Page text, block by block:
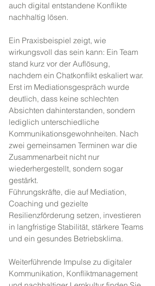
auch digital entstandene Konflikte
nachhaltig lösen.
Ein Praxisbeispiel zeigt, wie
wirkungsvoll das sein kann: Ein Team
stand kurz vor der Auflösung,
nachdem ein Chatkonflikt eskaliert war.
Erst im Mediationsgespräch wurde
deutlich, dass keine schlechten
Absichten dahinterstanden, sondern
lediglich unterschiedliche
Kommunikationsgewohnheiten. Nach
zwei gemeinsamen Terminen war die
Zusammenarbeit nicht nur
wiederhergestellt, sondern sogar
gestärkt.
Führungskräfte, die auf Mediation,
Coaching und gezielte
Resilienzförderung setzen, investieren
in langfristige Stabilität, stärkere Teams
und ein gesundes Betriebsklima.
Weiterführende Impulse zu digitaler
Kommunikation, Konfliktmanagement